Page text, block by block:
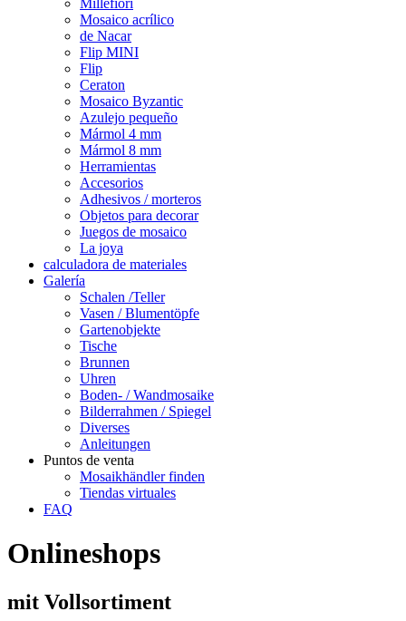
Millefiori
Mosaico acrílico
de Nacar
Flip MINI
Flip
Ceraton
Mosaico Byzantic
Azulejo pequeño
Mármol 4 mm
Mármol 8 mm
Herramientas
Accesorios
Adhesivos / morteros
Objetos para decorar
Juegos de mosaico
La joya
calculadora de materiales
Galería
Schalen /Teller
Vasen / Blumentöpfe
Gartenobjekte
Tische
Brunnen
Uhren
Boden- / Wandmosaike
Bilderrahmen / Spiegel
Diverses
Anleitungen
Puntos de venta
Mosaikhändler finden
Tiendas virtuales
FAQ
Onlineshops
mit Vollsortiment